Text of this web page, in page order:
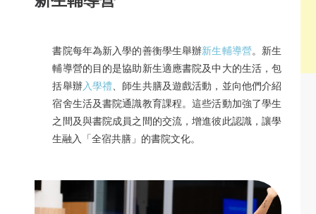
書院每年為新入學的善衡學生舉辦新生輔導營。新生
輔導營的目的是協助新生適應書院及中大的生活，包
括舉辦入學禮、師生共膳及遊戲活動，並向他們介紹
宿舍生活及書院通識教育課程。這些活動加強了學生
之間及與書院成員之間的交流，增進彼此認識，讓學
生融入「全宿共膳」的書院文化。